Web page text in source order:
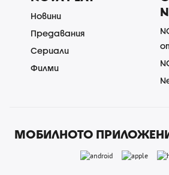
Новини
Предавания
Сериали
Филми
МОБИЛНОТО